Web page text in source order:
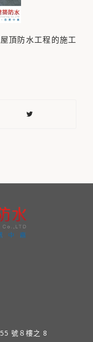
頂防水工程的施工
號８樓之 8